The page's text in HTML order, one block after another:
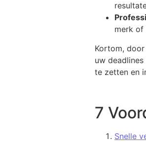
merk of
Kortom,
uw
te zetten en
7
Snelle